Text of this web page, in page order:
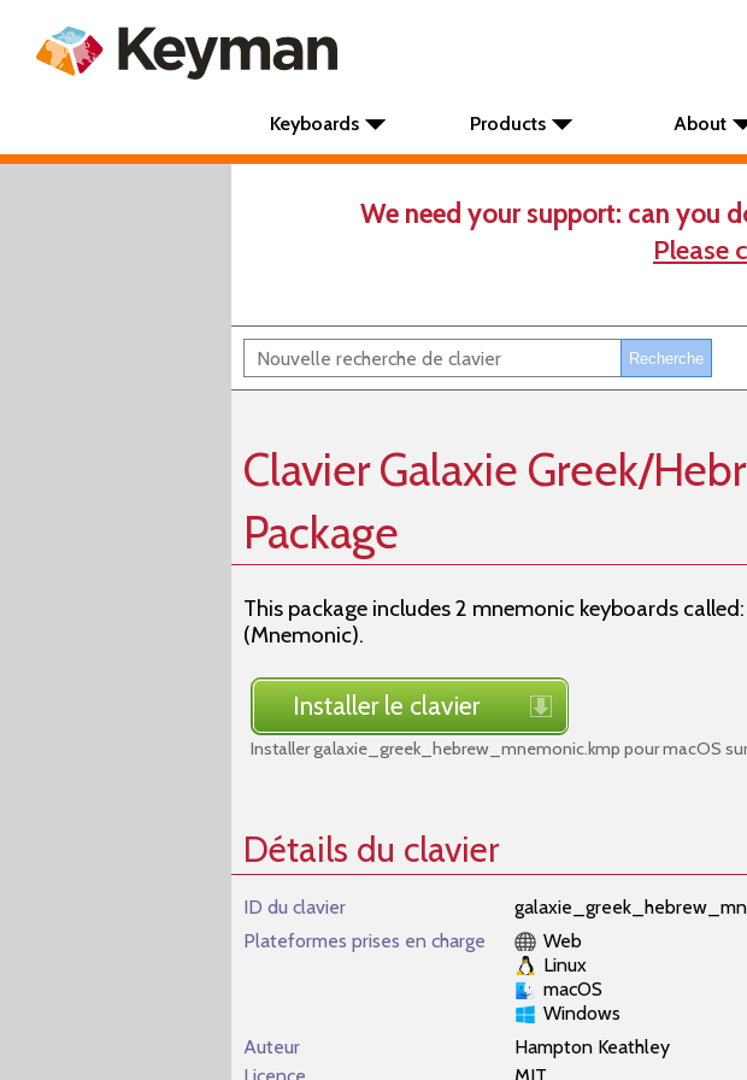
Keyboards Products About
We need your support: can you
Please
Clavier Galaxie Greek/
Package
This package includes 2 mnemonic keyboards
(Mnemonic).
Installer le clavier
Installer galaxie_greek_hebrew_mnemonic.kmp pour macOS
Détails du clavier
ID du clavier
Plateformes prises en charge
Web
Linux
macOS
Windows
Auteur
Hampton Keathley